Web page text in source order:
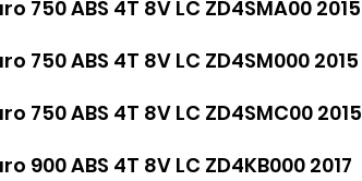
750 ABS 4T 8V LC ZD4SMA00 2015
750 ABS 4T 8V LC ZD4SM000 2015
750 ABS 4T 8V LC ZD4SMC00 2015
900 ABS 4T 8V LC ZD4KB000 2017